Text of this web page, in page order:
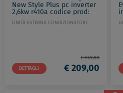
New Style Plus pc inverter
2,6kw r410a codice prod:
AR09MSFHBWKXET
UNITÀ ESTERNA CONDIZIONATORI
DETTAGLI
€ 269,00
€ 209,00